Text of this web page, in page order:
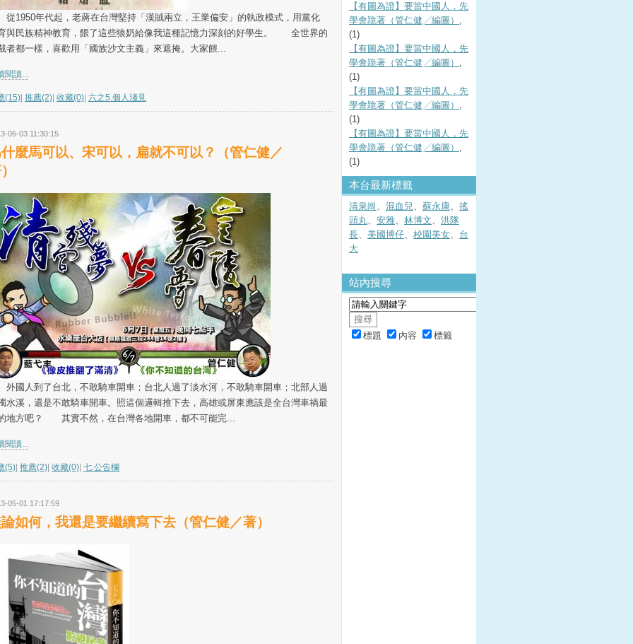
年代起，老蔣在台灣堅持「漢賊兩立，王業偏安」的執政模式，用黨化
與民族精神教育，餵了這些狼奶給像我這種記憶力深刻的好學生。 全世界的
者都一樣，喜歡用「國族沙文主義」來遮掩。大家餵...
閱讀...
(15) 推薦(2) 收藏(0) 六之5.個人淺見
06-03 11:30:15
麼馬可以、宋可以，扁就不可以？（管仁健／
人到了台北，不敢騎車開車；台北人過了淡水河，不敢騎車開車；北部人過
水溪，還是不敢騎車開車。照這個邏輯推下去，高雄或屏東應該是全台灣車禍最
地方吧？ 其實不然，在台灣各地開車，都不可能完...
閱讀...
(5) 推薦(2) 收藏(0) 七.公告欄
05-01 17:17:59
如何，我還是要繼續寫下去（管仁健／著）
【有圖為證】要當中國人，先
學會跪著（管仁健╱編圖） ,
(1)
【有圖為證】要當中國人，先
學會跪著（管仁健╱編圖） ,
(1)
【有圖為證】要當中國人，先
學會跪著（管仁健╱編圖） ,
(1)
【有圖為證】要當中國人，先
學會跪著（管仁健╱編圖） ,
(1)
本台最新標籤
清泉崗 、 混血兒、 蘇永康、 搖
頭丸、 安雅、 林博文、 洪隊
長、 美國博仔、 校園美女、 台
大
站內搜尋
標題 內容 標籤